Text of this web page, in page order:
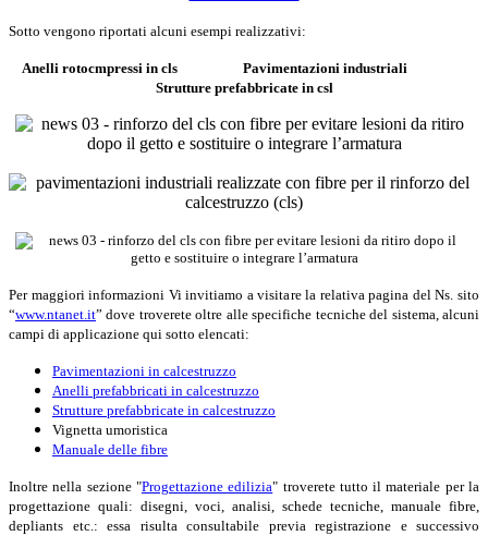
Sotto vengono riportati alcuni esempi realizzativi:
Anelli rotocmpressi in cls Pavimentazioni industriali
Strutture prefabbricate in csl
Per maggiori informazioni Vi invitiamo a visitare la relativa pagina del Ns. sito
“www.ntanet.it” dove troverete oltre alle specifiche tecniche del sistema, alcuni
campi di applicazione qui sotto elencati:
Pavimentazioni in calcestruzzo
Anelli prefabbricati in calcestruzzo
Strutture prefabbricate in calcestruzzo
Vignetta umoristica
Manuale delle fibre
Inoltre nella sezione "Progettazione edilizia" troverete tutto il materiale per la
progettazione quali: disegni, voci, analisi, schede tecniche, manuale fibre,
depliants etc.: essa risulta consultabile previa registrazione e successivo